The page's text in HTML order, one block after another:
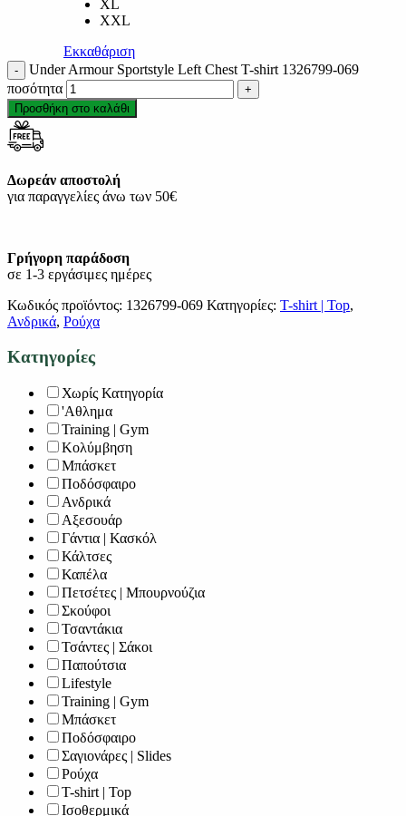
XL
XXL
Εκκαθάριση
Under Armour Sportstyle Left Chest T-shirt 1326799-069
ποσότητα
Προσθήκη στο καλάθι
Δωρεάν αποστολή
για παραγγελίες άνω των 50€
Γρήγορη παράδοση
σε 1-3 εργάσιμες ημέρες
Κωδικός προϊόντος: 1326799-069 Κατηγορίες: T-shirt | Top,
Ανδρικά, Ρούχα
Κατηγορίες
Χωρίς Κατηγορία
'Αθλημα
Training | Gym
Κολύμβηση
Μπάσκετ
Ποδόσφαιρο
Ανδρικά
Αξεσουάρ
Γάντια | Κασκόλ
Κάλτσες
Καπέλα
Πετσέτες | Μπουρνούζια
Σκούφοι
Τσαντάκια
Τσάντες | Σάκοι
Παπούτσια
Lifestyle
Training | Gym
Μπάσκετ
Ποδόσφαιρο
Σαγιονάρες | Slides
Ρούχα
T-shirt | Top
Ισοθερμικά